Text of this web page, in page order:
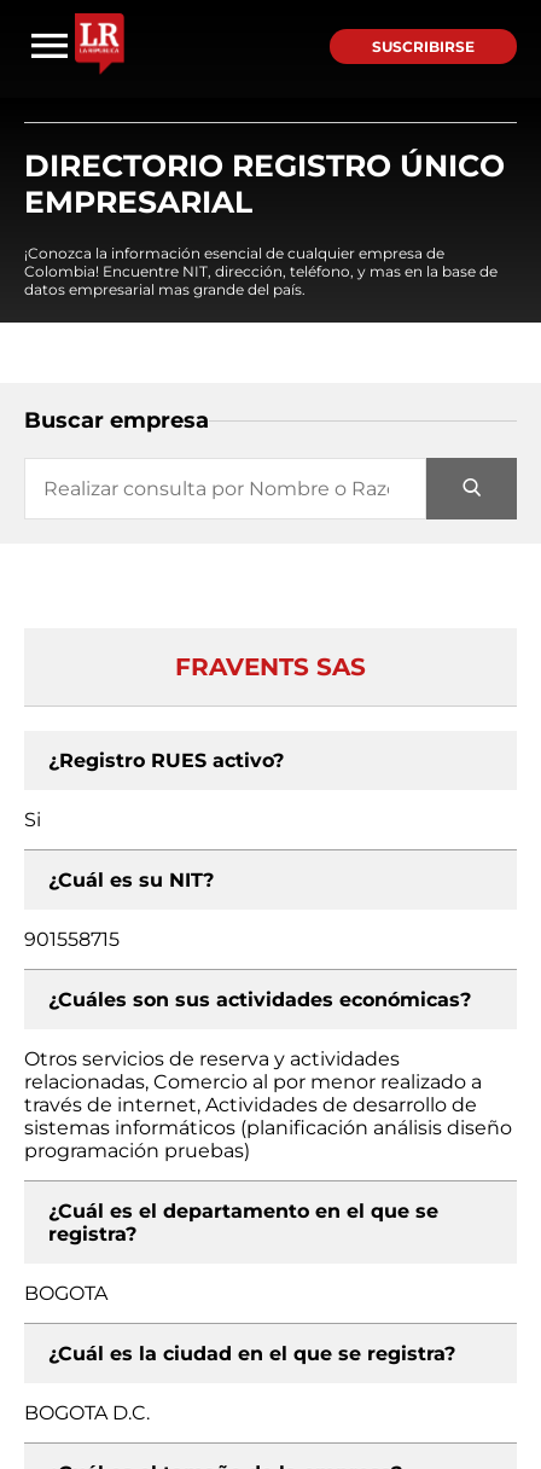
SUSCRIBIRSE
DIRECTORIO REGISTRO ÚNICO
EMPRESARIAL
¡Conozca la información esencial de cualquier empresa de
Colombia! Encuentre NIT, dirección, teléfono, y mas en la base de
datos empresarial mas grande del país.
Buscar empresa
FRAVENTS SAS
¿Registro RUES activo?
Si
¿Cuál es su NIT?
901558715
¿Cuáles son sus actividades económicas?
Otros servicios de reserva y actividades
relacionadas, Comercio al por menor realizado a
través de internet, Actividades de desarrollo de
sistemas informáticos (planificación análisis diseño
programación pruebas)
¿Cuál es el departamento en el que se
registra?
BOGOTA
¿Cuál es la ciudad en el que se registra?
BOGOTA D.C.